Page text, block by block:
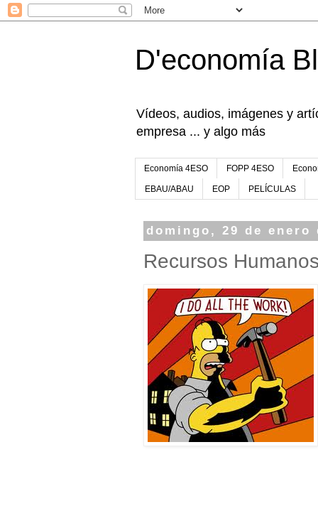
D'economía
Vídeos, audios, imágenes y
empresa ... y algo más
Economía 4ESO FOPP 4ESO
EBAU/ABAU EOP PELÍCULAS
domingo, 29 de enero
Recursos